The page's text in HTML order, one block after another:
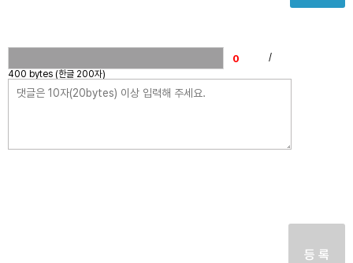
/
400 bytes (한글 200자)
등 록